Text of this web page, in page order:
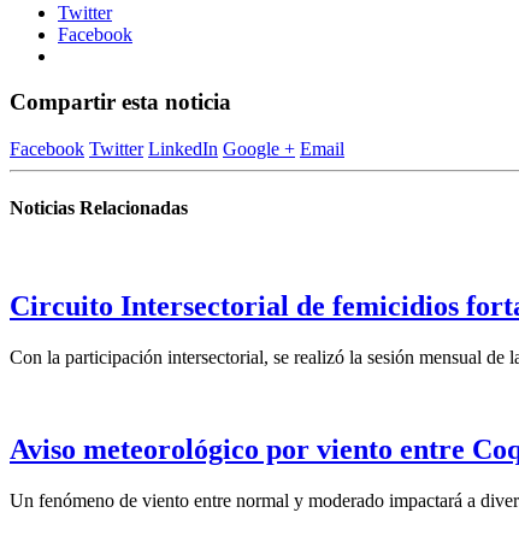
Twitter
Facebook
Compartir esta noticia
Facebook Twitter LinkedIn Google + Email
Noticias Relacionadas
Circuito Intersectorial de femicidios
Con la participación intersectorial, se realizó la sesión mensual
Aviso meteorológico por viento entre
Un fenómeno de viento entre normal y moderado impactará a